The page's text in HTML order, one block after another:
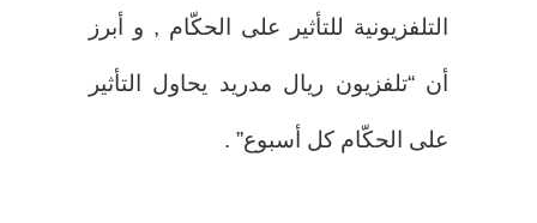
التلفزيونية للتأثير على الحكّام , و أبرز
أن “تلفزيون ريال مدريد يحاول التأثير
على الحكّام كل أسبوع” .